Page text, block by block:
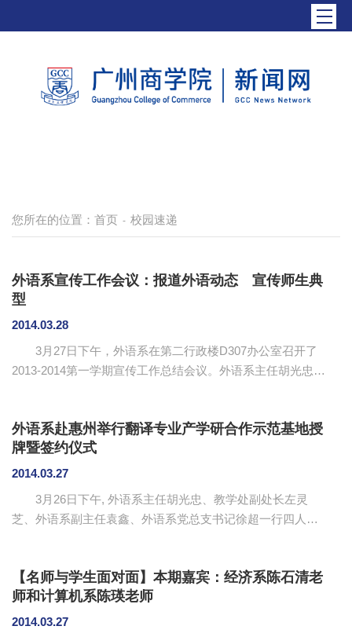
您所在的位置： 首页 - 校园速递
外语系宣传工作会议：报道外语动态 宣传师生典
型
2014.03.28
3月27日下午，外语系在第二行政楼D307办公室召开了
2013-2014第一学期宣传工作总结会议。外语系主任胡光忠、
工作总结大会的主题是“外树形象，内强素质，进一步提升外
语系的宣传水平”。徐超作了题为“报道外语动态，宣传师生典
型”工作报告，按照“有组织、有理念、有队伍、有制度、有平
取得的经验，同时也明确地指出了在宣传视野、稿...
外语系赴惠州举行翻译专业产学研合作示范基地授
牌暨签约仪式
2014.03.27
3月26日下午, 外语系主任胡光忠、教学处副处长左灵
芝、外语系副主任袁鑫、外语系党总支书记徐超一行四人前
仪式。 周斌华致欢迎辞，并详细介绍了英联翻译集团的
基本情况、我国翻译行业的现状以及未来发展的良好前景，
并建议外语系尽早开办翻译专业，在专业建设上要务必与外
【名师与学生面对面】本期嘉宾：经济系陈石清老
师和计算机系陈瑛老师
2014.03.27